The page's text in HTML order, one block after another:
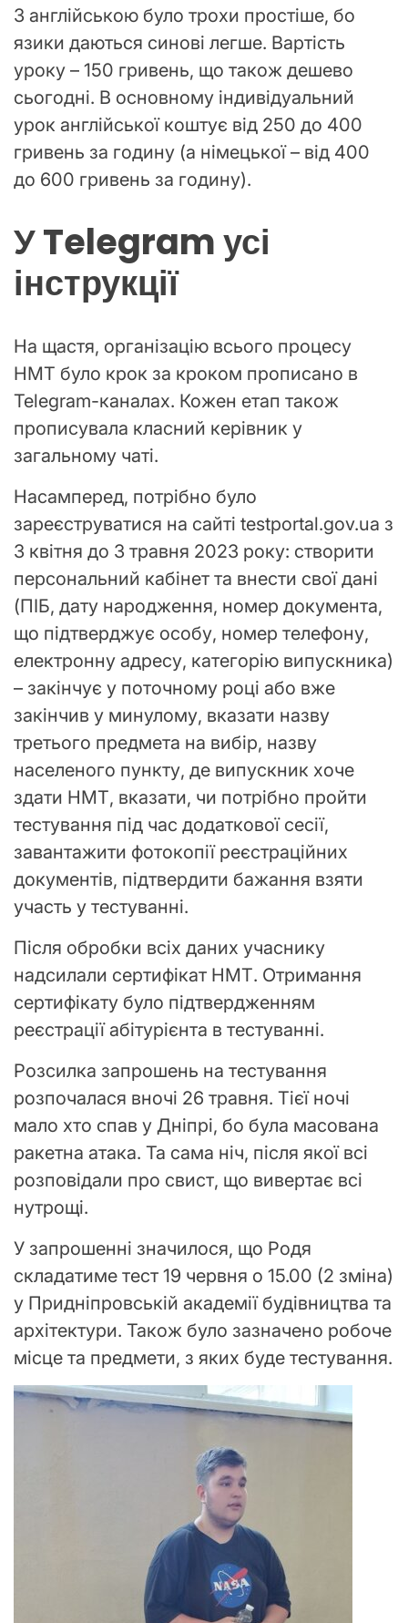
З англійською було трохи простіше, бо
язики даються синові легше. Вартість
уроку – 150 гривень, що також дешево
сьогодні. В основному індивідуальний
урок англійської коштує від 250 до 400
гривень за годину (а німецької – від 400
до 600 гривень за годину).
У Telegram усі
інструкції
На щастя, організацію всього процесу
НМТ було крок за кроком прописано в
Telegram-каналах. Кожен етап також
прописувала класний керівник у
загальному чаті.
Насамперед, потрібно було
зареєструватися на сайті testportal.gov.ua з
3 квітня до 3 травня 2023 року: створити
персональний кабінет та внести свої дані
(ПІБ, дату народження, номер документа,
що підтверджує особу, номер телефону,
електронну адресу, категорію випускника)
– закінчує у поточному році або вже
закінчив у минулому, вказати назву
третього предмета на вибір, назву
населеного пункту, де випускник хоче
здати НМТ, вказати, чи потрібно пройти
тестування під час додаткової сесії,
завантажити фотокопії реєстраційних
документів, підтвердити бажання взяти
участь у тестуванні.
Після обробки всіх даних учаснику
надсилали сертифікат НМТ. Отримання
сертифікату було підтвердженням
реєстрації абітурієнта в тестуванні.
Розсилка запрошень на тестування
розпочалася вночі 26 травня. Тієї ночі
мало хто спав у Дніпрі, бо була масована
ракетна атака. Та сама ніч, після якої всі
розповідали про свист, що вивертає всі
нутрощі.
У запрошенні значилося, що Родя
складатиме тест 19 червня о 15.00 (2 зміна)
у Придніпровській академії будівництва та
архітектури. Також було зазначено робоче
місце та предмети, з яких буде тестування.